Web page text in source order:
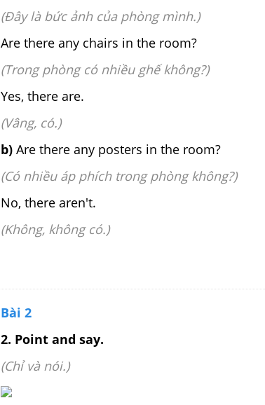
(Đây là bức ảnh của phòng mình.)
Are there any chairs in the room?
(Trong phòng có nhiều ghế không?)
Yes, there are.
(Vâng, có.)
b) Are there any posters in the room?
(Có nhiều áp phích trong phòng không?)
No, there aren't.
(Không, không có.)
Bài 2
2. Point and say.
(Chỉ và nói.)